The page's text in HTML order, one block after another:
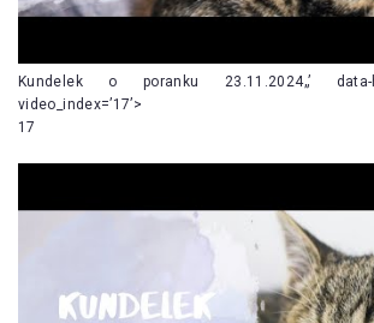
Kundelek o poranku 23.11.2024„’ data-
video_index=’17’>
17